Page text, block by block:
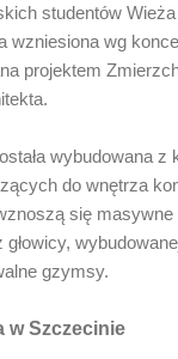
studentów
wzniesiona wg
projektem
wybudowana z
do wnętrza
się
gzymsy.
w Szczecinie